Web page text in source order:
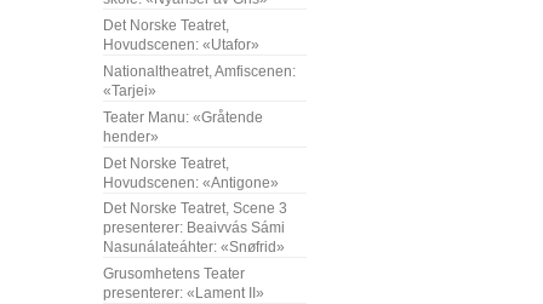
Det Norske Teatret,
Hovudscenen: «Utafor»
Nationaltheatret, Amfiscenen:
«Tarjei»
Teater Manu: «Gråtende
hender»
Det Norske Teatret,
Hovudscenen: «Antigone»
Det Norske Teatret, Scene 3
presenterer: Beaivvás Sámi
Nasunálateáhter: «Snøfrid»
Grusomhetens Teater
presenterer: «Lament II»